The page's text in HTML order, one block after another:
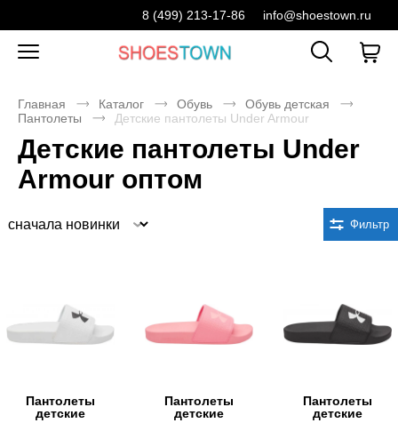
8 (499) 213-17-86 info@shoestown.ru
Главная Каталог Обувь
Обувь детская
Пантолеты
Детские пантолеты Under Armour
Детские пантолеты Under
Armour оптом
Фильтр
Пантолеты
детские
Пантолеты
детские
Пантолеты
детские